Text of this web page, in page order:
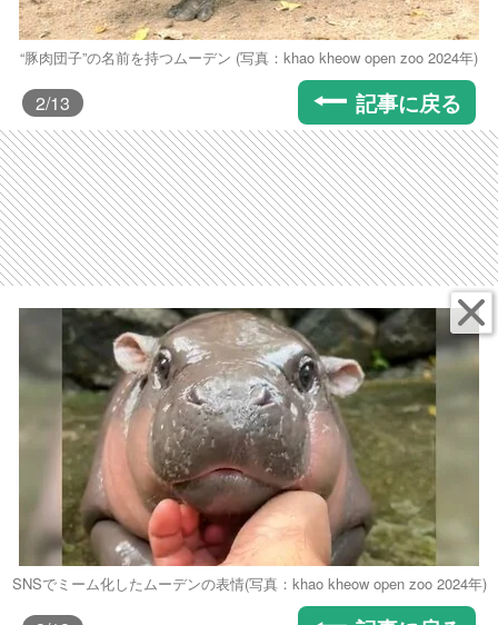
“豚肉団子”の名前を持つムーデン (写真：khao kheow open zoo 2024年)
2/13 記事に戻る
SNSでミーム化したムーデンの表情(写真：khao kheow open zoo 2024年)